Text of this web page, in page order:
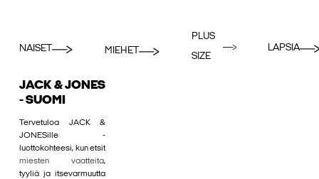
NAISET MIEHET
PLUS
SIZE
LAPSIA
JACK & JONES
- SUOMI
Tervetuloa JACK &
JONESille -
luottokohteesi, kun etsit
miesten vaatteita,
tyyliä ja itsevarmuutta